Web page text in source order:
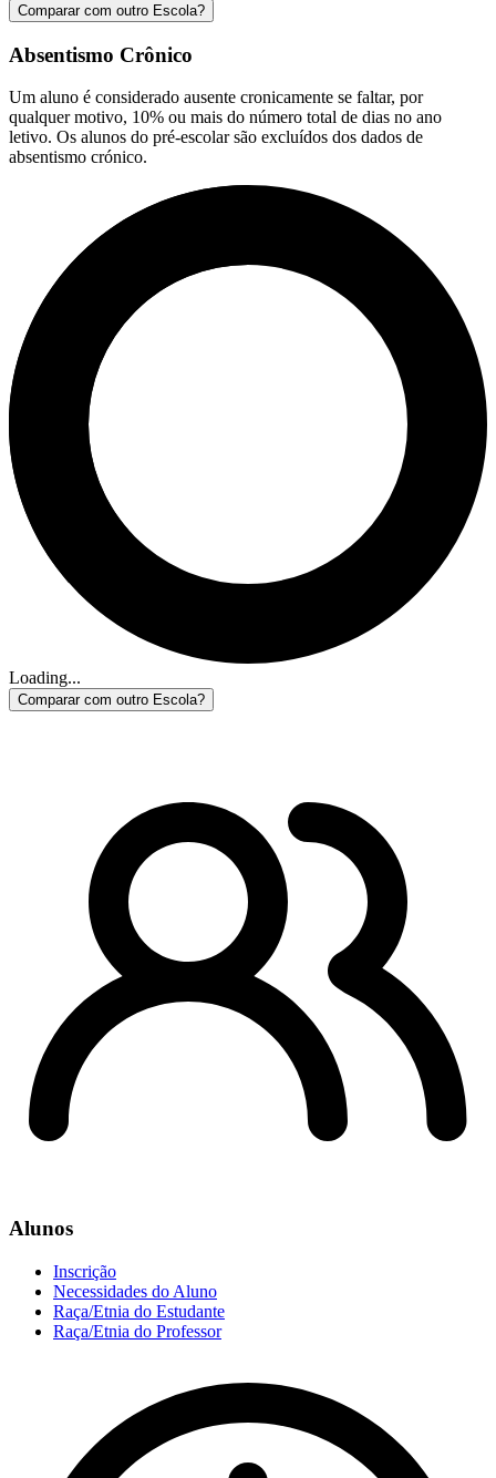
Comparar com outro Escola?
Absentismo Crônico
Um aluno é considerado ausente cronicamente se faltar, por
qualquer motivo, 10% ou mais do número total de dias no ano
letivo. Os alunos do pré-escolar são excluídos dos dados de
absentismo crónico.
Loading...
Comparar com outro Escola?
Alunos
Inscrição
Necessidades do Aluno
Raça/Etnia do Estudante
Raça/Etnia do Professor